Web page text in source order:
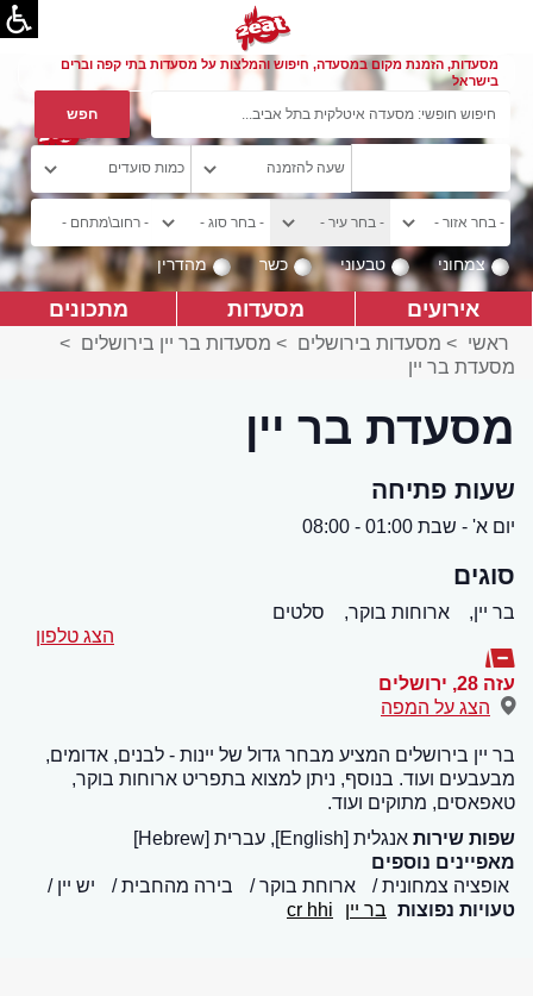
מסעדות, הזמנת מקום במסעדה, חיפוש והמלצות על מסעדות בתי קפה וברים
בישראל
צמחוני טבעוני כשר מהדרין
אירועים מסעדות מתכונים
ראשי > מסעדות בירושלים > מסעדות בר יין בירושלים >
מסעדת בר יין
מסעדת בר יין
שעות פתיחה
יום א' - שבת 01:00 - 08:00
סוגים
בר יין, ארוחות בוקר,
סלטים
הצג טלפון
עזה 28 , ירושלים
הצג על המפה
בר יין בירושלים המציע מבחר גדול של יינות - לבנים, אדומים,
מבעבעים ועוד. בנוסף, ניתן למצוא בתפריט ארוחות בוקר,
טאפאסים, מתוקים ועוד.
שפות שירות אנגלית [English], עברית [Hebrew]
מאפיינים נוספים
אופציה צמחונית
ארוחת בוקר בירה מהחבית
יש יין
טעויות נפוצות בר יין cr hhi